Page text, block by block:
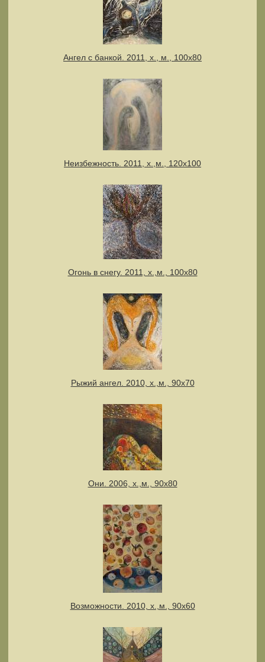
Ангел с банкой. 2011, х., м., 100х80
Неизбежность. 2011, х.,м., 120х100
Огонь в снегу. 2011, х.,м., 100х80
Рыжий ангел. 2010, х.,м., 90х70
Они. 2006, х.,м., 90х80
Возможности. 2010, х.,м., 90х60